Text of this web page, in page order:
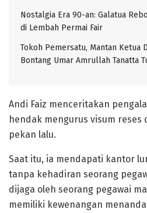
Nostalgia Era 90-an: Galatua
di Lembah Permai Fair
Tokoh Pemersatu, Mantan Ketua
Bontang Umar Amrullah Tanatta
Andi Faiz menceritakan
hendak mengurus visum reses
pekan lalu.
Saat itu, ia mendapati kantor
tanpa kehadiran seorang
dijaga oleh seorang pegawai
memiliki kewenangan